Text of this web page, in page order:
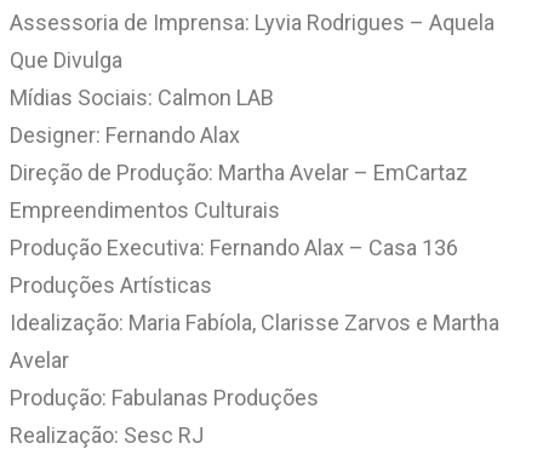
Assessoria de Imprensa: Lyvia Rodrigues – Aquela
Que Divulga
Mídias Sociais: Calmon LAB
Designer: Fernando Alax
Direção de Produção: Martha Avelar – EmCartaz
Empreendimentos Culturais
Produção Executiva: Fernando Alax – Casa 136
Produções Artísticas
Idealização: Maria Fabíola, Clarisse Zarvos e Martha
Avelar
Produção: Fabulanas Produções
Realização: Sesc RJ